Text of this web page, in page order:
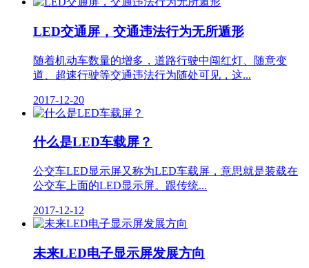
LED交通屏，交通违法行为无所遁形
随着机动车数量的增多，道路行驶中闯红灯、随意变
道、超速行驶等交通违法行为随处可见，这...
2017-12-20
什么是LED车载屏？
公交车LED显示屏又称为LED车载屏，意思就是装载在
公交车上面的LED显示屏。跟传统...
2017-12-12
未来LED电子显示屏发展方向